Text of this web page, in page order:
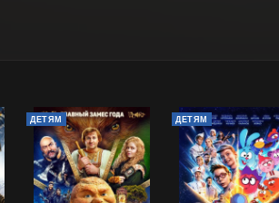
ДЕТЯМ ДЕТЯМ